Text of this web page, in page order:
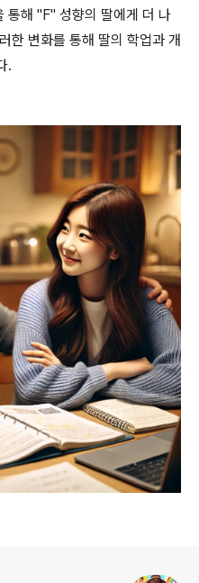
통해 "F" 성향의 딸에게 더 나
한 변화를 통해 딸의 학업과 개
.